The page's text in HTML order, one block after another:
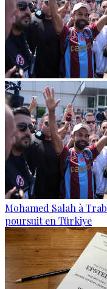
Mohamed Salah à
poursuit en Türkiye